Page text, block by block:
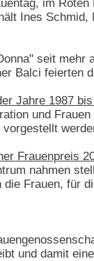
im
Ines
seit
Balci feierten
Jahre 1987
und
Frauenpreis
nahmen
Frauen, für
und damit